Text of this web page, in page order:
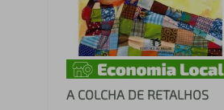
A COLCHA DE RETALHOS